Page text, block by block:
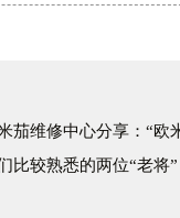
维修中心分享：“欧米
比较熟悉的两位“老将”